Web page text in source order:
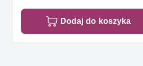
Dodaj do koszyka